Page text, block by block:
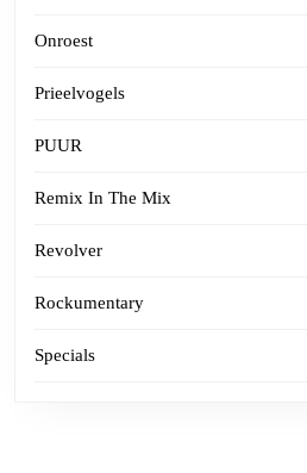
Onroest
Prieelvogels
PUUR
Remix In The Mix
Revolver
Rockumentary
Specials